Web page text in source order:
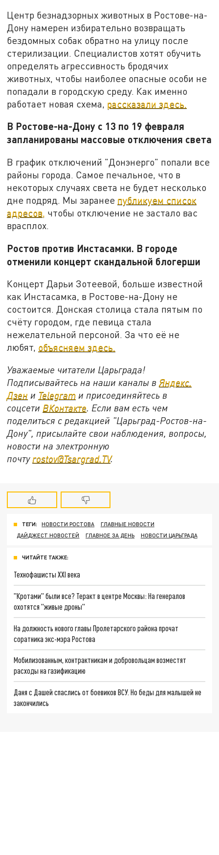
Центр безнадзорных животных в Ростове-на-
Дону намерен избирательно возвращать
бездомных собак обратно на улицу после
стерилизации. Специалистов хотят обучить
определять агрессивность бродячих
животных, чтобы наиболее опасные особи не
попадали в городскую среду. Как именно
работает новая схема, рассказали здесь.
В Ростове-на-Дону с 13 по 19 февраля
запланированы массовые отключения света
В график отключений "Донэнерго" попали все
районы города. Самое печальное, что в
некоторых случаях света не будет несколько
дне подряд. Мы заранее публикуем список
адресов, чтобы отключение не застало вас
врасплох.
Ростов против Инстасамки. В городе
отменили концерт скандальной блогерши
Концерт Дарьи Зотеевой, больше известной
как Инстасамка, в Ростове-на-Дону не
состоится. Донская столица стала пятым по
счёту городом, где певица стала
нежелательной персоной. За что её не
любят, объясняем здесь.
Уважаемые читатели Царьграда!
Подписывайтесь на наши каналы вЯндекс.
Дзен и Telegram и присоединяйтесь в
соцсети ВКонтакте. Если вам есть чем
поделиться с редакцией "Царьград-Ростов-на-
Дону", присылайте свои наблюдения, вопросы,
новости на электронную
почту rostov@Tsargrad.ТV.
ТЕГИ: НОВОСТИ РОСТОВА
ГЛАВНЫЕ НОВОСТИ
ДАЙДЖЕСТ НОВОСТЕЙ
ГЛАВНОЕ ЗА ДЕНЬ НОВОСТИ ЦАРЬГРАДА
ЧИТАЙТЕ ТАКЖЕ:
Технофашисты XXI века
"Кротами" были все? Теракт в центре Москвы: На генералов
охотятся "живые дроны"
На должность нового главы Пролетарского района прочат
соратника экс-мэра Ростова
Мобилизованным, контрактникам и добровольцам возместят
расходы на газификацию
Даня с Дашей спаслись от боевиков ВСУ. Но беды для малышей не
закончились